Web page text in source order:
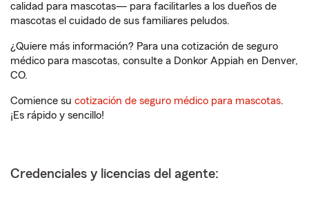
calidad para mascotas— para facilitarles a los dueños de
mascotas el cuidado de sus familiares peludos.
¿Quiere más información? Para una cotización de seguro
médico para mascotas, consulte a Donkor Appiah en Denver,
CO.
Comience su cotización de seguro médico para mascotas.
¡Es rápido y sencillo!
Credenciales y licencias del agente: